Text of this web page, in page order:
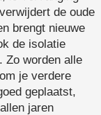
de oude
brengt nieuwe
de isolatie
Zo worden alle
je verdere
geplaatst,
jaren